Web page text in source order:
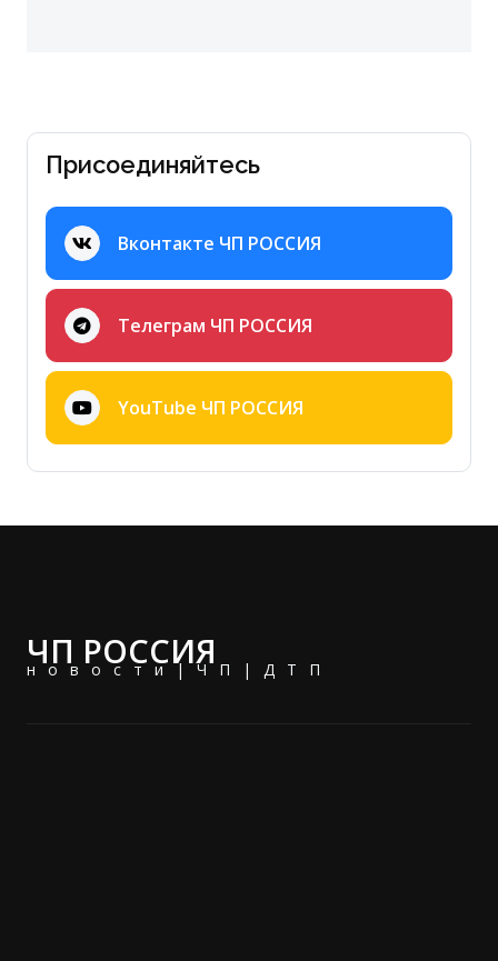
Присоединяйтесь
Вконтакте ЧП РОССИЯ
Телеграм ЧП РОССИЯ
YouTube ЧП РОССИЯ
ЧП РОССИЯ
новости|ЧП|ДТП